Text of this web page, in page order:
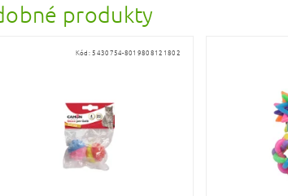
produkty
Kód:5430754-8019808121802